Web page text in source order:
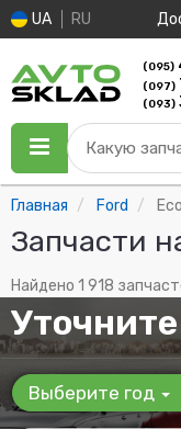
UA RU
(095)
(097)
(093)
Какую
Главная Ford
Запчасти
Найдено 1 918
Выберите год